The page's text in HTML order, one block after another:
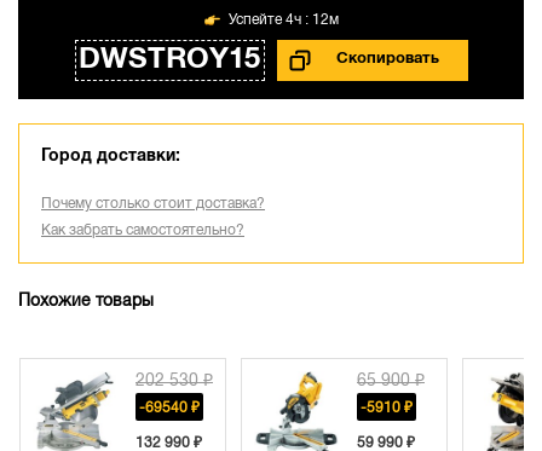
DWSTROY15
4ч : 12м
Город доставки:
Почему столько стоит доставка?
Как забрать самостоятельно?
Похожие товары
202 530 ₽
-69540 ₽
132 990 ₽
65 900 ₽
-5910 ₽
59 990 ₽